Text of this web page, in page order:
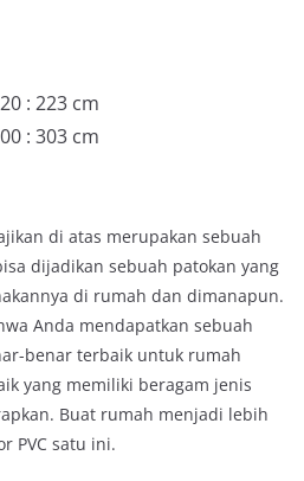
: 223 cm
: 303 cm
di atas merupakan sebuah
dijadikan sebuah patokan yang
di rumah dan dimanapun.
Anda mendapatkan sebuah
benar terbaik untuk rumah
yang memiliki beragam jenis
Buat rumah menjadi lebih
PVC satu ini.